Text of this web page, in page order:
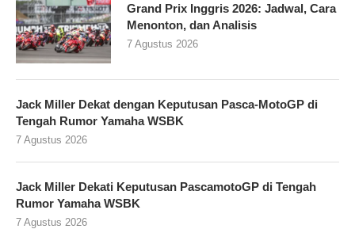
Grand Prix Inggris 2026: Jadwal, Cara
Menonton, dan Analisis
7 Agustus 2026
Jack Miller Dekat dengan Keputusan Pasca-MotoGP di
Tengah Rumor Yamaha WSBK
7 Agustus 2026
Jack Miller Dekati Keputusan PascamotoGP di Tengah
Rumor Yamaha WSBK
7 Agustus 2026